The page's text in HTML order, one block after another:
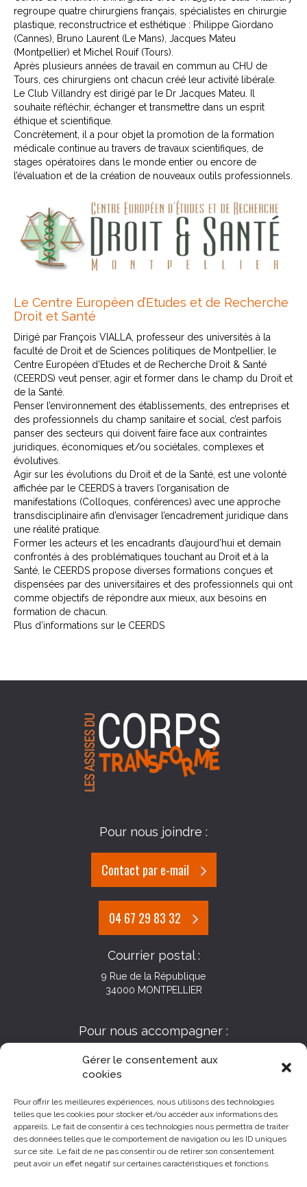
Gérer le consentement aux
cookies
Pour offrir les meilleures expériences, nous utilisons des technologies
telles que les cookies pour stocker et/ou accéder aux informations des
appareils. Le fait de consentir à ces technologies nous permettra de traiter
des données telles que le comportement de navigation ou les ID uniques
sur ce site. Le fait de ne pas consentir ou de retirer son consentement
peut avoir un effet négatif sur certaines caractéristiques et fonctions.
regroupe quatre chirurgiens français, spécialistes en chirurgie
plastique, reconstructrice et esthétique : Philippe Giordano
(Cannes), Bruno Laurent (Le Mans), Jacques Mateu
(Montpellier) et Michel Rouif (Tours).
Après plusieurs années de travail en commun au CHU de
Tours, ces chirurgiens ont chacun créé leur activité libérale.
Le Club Villandry est dirigé par le Dr Jacques Mateu. Il
souhaite réfléchir, échanger et transmettre dans un esprit
éthique et scientifique.
Concrètement, il a pour objet la promotion de la formation
médicale continue au travers de travaux scientifiques, de
stages opératoires dans le monde entier ou encore de
l’évaluation et de la création de nouveaux outils professionnels.
Le Centre Européen d’Etudes et de Recherche
Droit et Santé
Dirigé par François VIALLA, professeur des universités à la
faculté de Droit et de Sciences politiques de Montpellier, le
Centre Européen d’Etudes et de Recherche Droit & Santé
(CEERDS) veut penser, agir et former dans le champ du Droit et
de la Santé.
Penser l’environnement des établissements, des entreprises et
des professionnels du champ sanitaire et social, c’est parfois
panser des secteurs qui doivent faire face aux contraintes
juridiques, économiques et/ou sociétales, complexes et
évolutives.
Agir sur les évolutions du Droit et de la Santé, est une volonté
affichée par le CEERDS à travers l’organisation de
manifestations (Colloques, conférences) avec une approche
transdisciplinaire afin d’envisager l’encadrement juridique dans
une réalité pratique.
Former les acteurs et les encadrants d’aujourd’hui et demain
confrontés à des problématiques touchant au Droit et à la
Santé, le CEERDS propose diverses formations conçues et
dispensées par des universitaires et des professionnels qui ont
comme objectifs de répondre aux mieux, aux besoins en
formation de chacun.
Plus d’informations sur le CEERDS
Pour nous joindre :
Contact par e-mail
04 67 29 83 32
Courrier postal :
9 Rue de la République
34000 MONTPELLIER
Pour nous accompagner :